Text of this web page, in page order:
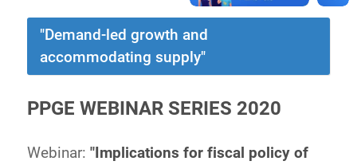
Planalto
"Demand-led growth and
accommodating supply"
PPGE WEBINAR SERIES 2020
Webinar: "Implications for fiscal policy of